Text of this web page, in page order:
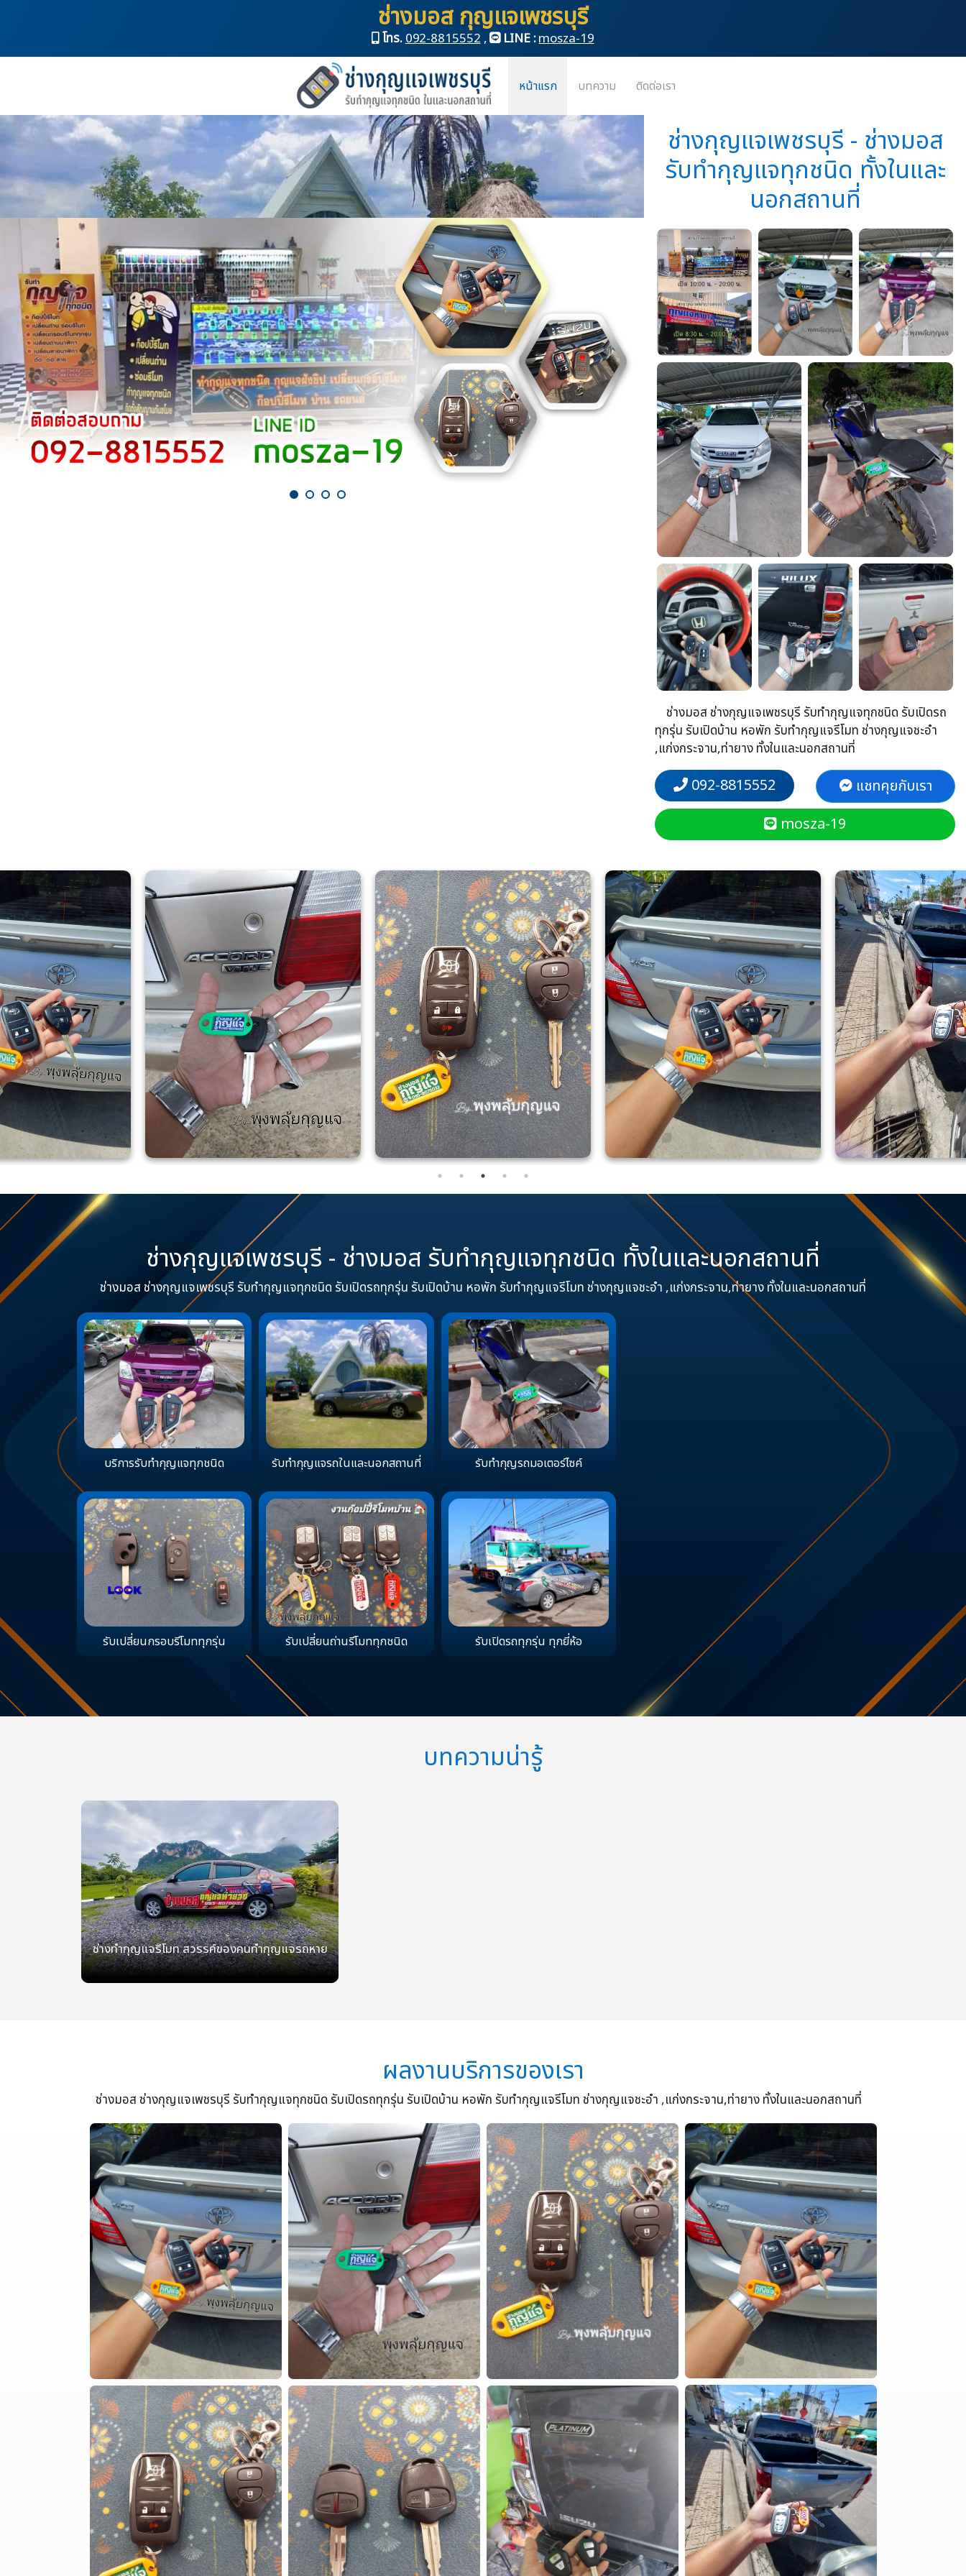
ช่างมอส กุญแจเพชรบุรี
โทร.092-8815552, LINE :mosza-19
หน้าแรก บทความ ติดต่อเรา
ช่างกุญแจเพชรบุรี - ช่างมอส รับทำกุญแจทุกชนิด ทั้งในและนอกสถานที่
ช่างกุญแจเพชรบุรี - ช่างมอส
รับทำกุญแจทุกชนิด ทั้งในและ
นอกสถานที่
ช่างมอส ช่างกุญแจเพชรบุรี รับทำกุญแจทุกชนิด รับเปิดรถ
ทุกรุ่น รับเปิดบ้าน หอพัก รับทำกุญแจรีโมท ช่างกุญแจชะอำ
,แก่งกระจาน,ท่ายาง ทั้งในและนอกสถานที่
092-8815552
แชทคุยกับเรา
mosza-19
ช่างกุญแจเพชรบุรี - ช่างมอส รับทำกุญแจทุกชนิด ทั้งในและนอกสถานที่
ช่างมอส ช่างกุญแจเพชรบุรี รับทำกุญแจทุกชนิด รับเปิดรถทุกรุ่น รับเปิดบ้าน หอพัก รับทำกุญแจรีโมท ช่างกุญแจชะอำ ,แก่งกระจาน,ท่ายาง ทั้งในและนอกสถานที่
บริการรับทำกุญแจทุกชนิด รับทำกุญแจรถในและนอกสถานที่ รับทำกุญรถมอเตอร์ไซค์
รับเปลี่ยนกรอบรีโมททุกรุ่น รับเปลี่ยนถ่านรีโมททุกชนิด รับเปิดรถทุกรุ่น ทุกยี่ห้อ
บทความน่ารู้
ช่างทำกุญแจรีโมท สวรรค์ของคนทำกุญแจรถหาย
ผลงานบริการของเรา
ช่างมอส ช่างกุญแจเพชรบุรี รับทำกุญแจทุกชนิด รับเปิดรถทุกรุ่น รับเปิดบ้าน หอพัก รับทำกุญแจรีโมท ช่างกุญแจชะอำ ,แก่งกระจาน,ท่ายาง ทั้งในและนอกสถานที่